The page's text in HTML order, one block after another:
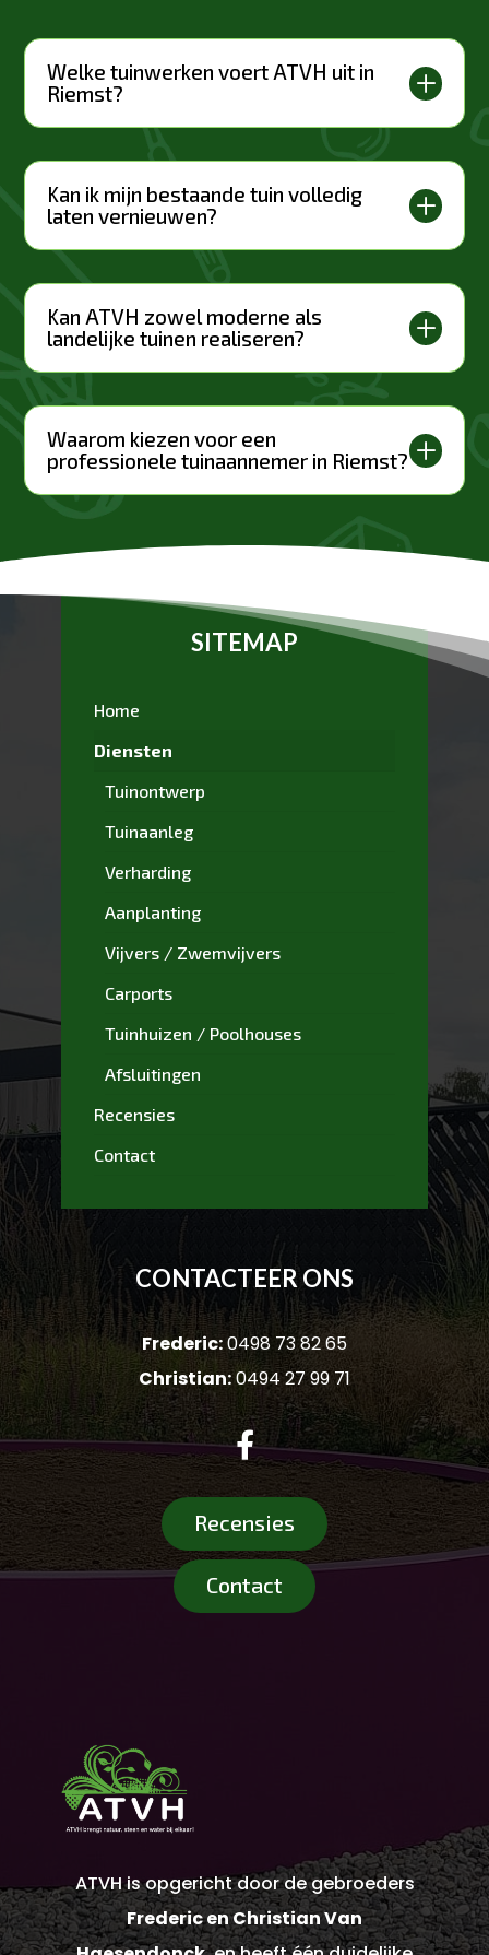
Welke tuinwerken voert ATVH uit in
Riemst?
L
Kan ik mijn bestaande tuin volledig
laten vernieuwen?
L
Kan ATVH zowel moderne als
landelijke tuinen realiseren?
L
Waarom kiezen voor een
professionele tuinaannemer in Riemst?L
SITEMAP
Home
Diensten
Tuinontwerp
Tuinaanleg
Verharding
Aanplanting
Vijvers / Zwemvijvers
Carports
Tuinhuizen / Poolhouses
Afsluitingen
Recensies
Contact
CONTACTEER ONS
Frederic:0498 73 82 65
Christian:0494 27 99 71

Recensies
Contact
ATVH is opgericht door de gebroeders
Frederic en Christian Van